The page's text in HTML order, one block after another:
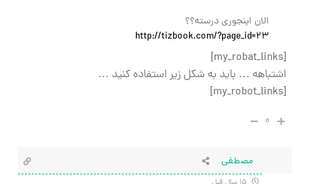
الان اینجوری درسته؟؟
http://tizbook.com/?page_id=23
[my_robat_links]
اشتباهه … باید به شکل زیر استفاده کنید …
[my_robot_links]
۰
مصطفی